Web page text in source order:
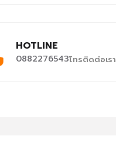
HOTLINE
0882276543โทรติดต่อเรา